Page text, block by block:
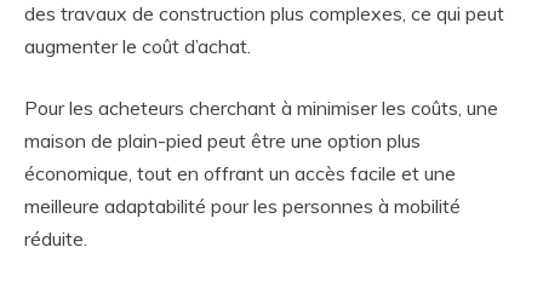
des travaux de construction plus complexes, ce qui peut
augmenter le coût d’achat.
Pour les acheteurs cherchant à minimiser les coûts, une
maison de plain-pied peut être une option plus
économique, tout en offrant un accès facile et une
meilleure adaptabilité pour les personnes à mobilité
réduite.